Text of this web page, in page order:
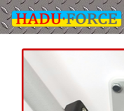
Skip
to
content